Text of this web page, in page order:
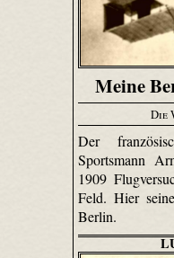
Meine
Die
Der
Sportsmann
1909
Feld. Hier
Berlin.